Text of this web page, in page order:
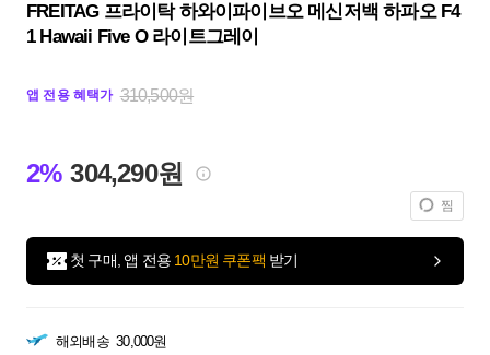
FREITAG 프라이탁 하와이파이브오 메신저백 하파오 F4
1 Hawaii Five O 라이트그레이
앱 전용 혜택가 310,500원
2% 304,290원
찜
첫 구매, 앱 전용 10만원 쿠폰팩 받기
해외배송 30,000원